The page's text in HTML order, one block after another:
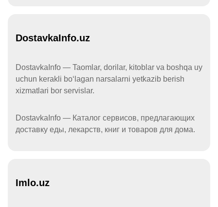
DostavkaInfo.uz
DostavkaInfo — Taomlar, dorilar, kitoblar va boshqa uy
uchun kerakli boʻlagan narsalarni yetkazib berish
xizmatlari bor servislar.
DostavkaInfo — Каталог сервисов, предлагающих
доставку еды, лекарств, книг и товаров для дома.
Imlo.uz